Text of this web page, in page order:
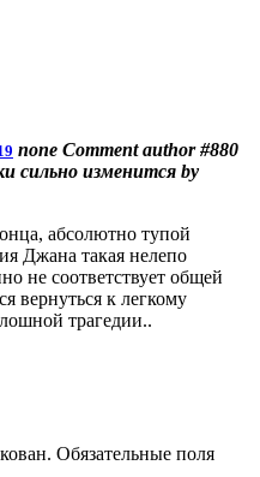
none Comment author #880
изменится by
абсолютно тупой
Джана такая нелепо
не соответствует общей
вернуться к легкому
трагедии..
Обязательные поля